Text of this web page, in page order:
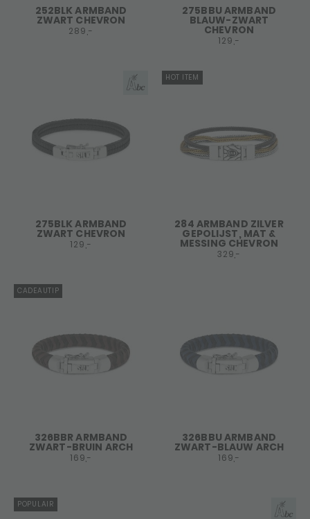
252BLK ARMBAND
ZWART CHEVRON
289,-
275BBU ARMBAND
BLAUW-ZWART
CHEVRON
129,-
275BLK ARMBAND
ZWART CHEVRON
129,-
HOT ITEM
284 ARMBAND ZILVER
GEPOLIJST, MAT &
MESSING CHEVRON
329,-
CADEAUTIP
326BBR ARMBAND
ZWART-BRUIN ARCH
169,-
326BBU ARMBAND
ZWART-BLAUW ARCH
169,-
POPULAIR